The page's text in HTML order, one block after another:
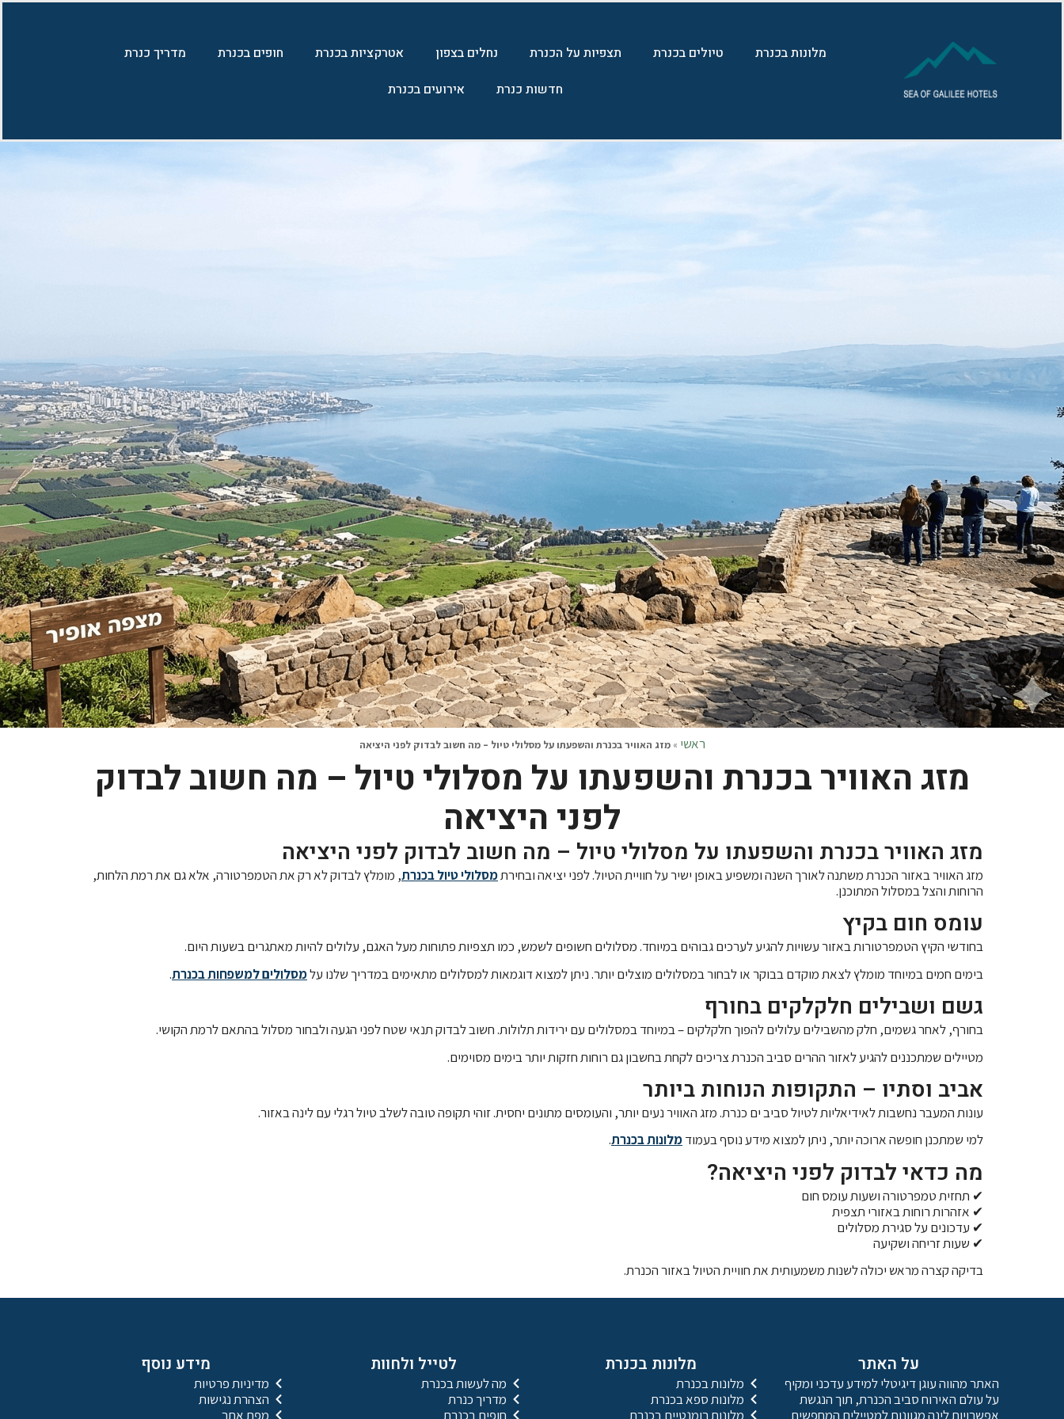
לתוכן
מלונות בכנרת טיולים בכנרת תצפיות על הכנרת נחלים בצפון אטרקציות בכנרת חופים בכנרת
מדריך כנרת
חדשות כנרת
אירועים בכנרת
ראשי »מזג האוויר בכנרת והשפעתו על מסלולי טיול – מה חשוב לבדוק לפני היציאה
מזג האוויר בכנרת והשפעתו על מסלולי טיול – מה חשוב לבדוק
לפני היציאה
מזג האוויר בכנרת והשפעתו על מסלולי טיול – מה חשוב לבדוק לפני היציאה
מזג האוויר באזור הכנרת משתנה לאורך השנה ומשפיע באופן ישיר על חוויית הטיול. לפני יציאה ובחירתמסלולי טיול בכנרת, מומלץ לבדוק לא רק את הטמפרטורה, אלא גם את רמת הלחות,
הרוחות והצל במסלול המתוכנן.
עומס חום בקיץ
בחודשי הקיץ הטמפרטורות באזור עשויות להגיע לערכים גבוהים במיוחד. מסלולים חשופים לשמש, כמו תצפיות פתוחות מעל האגם, עלולים להיות מאתגרים בשעות היום.
בימים חמים במיוחד מומלץ לצאת מוקדם בבוקר או לבחור במסלולים מוצלים יותר. ניתן למצוא דוגמאות למסלולים מתאימים במדריך שלנו עלמסלולים למשפחות בכנרת.
גשם ושבילים חלקלקים בחורף
בחורף, לאחר גשמים, חלק מהשבילים עלולים להפוך חלקלקים – במיוחד במסלולים עם ירידות תלולות. חשוב לבדוק תנאי שטח לפני הגעה ולבחור מסלול בהתאם לרמת הקושי.
מטיילים שמתכננים להגיע לאזור ההרים סביב הכנרת צריכים לקחת בחשבון גם רוחות חזקות יותר בימים מסוימים.
אביב וסתיו – התקופות הנוחות ביותר
עונות המעבר נחשבות לאידיאליות לטיול סביב ים כנרת. מזג האוויר נעים יותר, והעומסים מתונים יחסית. זוהי תקופה טובה לשלב טיול רגלי עם לינה באזור.
למי שמתכנן חופשה ארוכה יותר, ניתן למצוא מידע נוסף בעמודמלונות בכנרת.
מה כדאי לבדוק לפני היציאה?
✔ תחזית טמפרטורה ושעות עומס חום
✔ אזהרות רוחות באזורי תצפית
✔ עדכונים על סגירת מסלולים
✔ שעות זריחה ושקיעה
בדיקה קצרה מראש יכולה לשנות משמעותית את חוויית הטיול באזור הכנרת.
מידע נוסף
מדיניות פרטיות
הצהרת נגישות
מפת אתר
לטייל ולחוות
מה לעשות בכנרת
מדריך כנרת
חופים בכנרת
מלונות בכנרת
מלונות בכנרת
מלונות ספא בכנרת
מלונות רומנטיים בכנרת
על האתר
האתר מהווה עוגן דיגיטלי למידע עדכני ומקיף
על עולם האירוח סביב הכנרת, תוך הנגשת
אפשרויות לינה מגוונות למטיילים המחפשים